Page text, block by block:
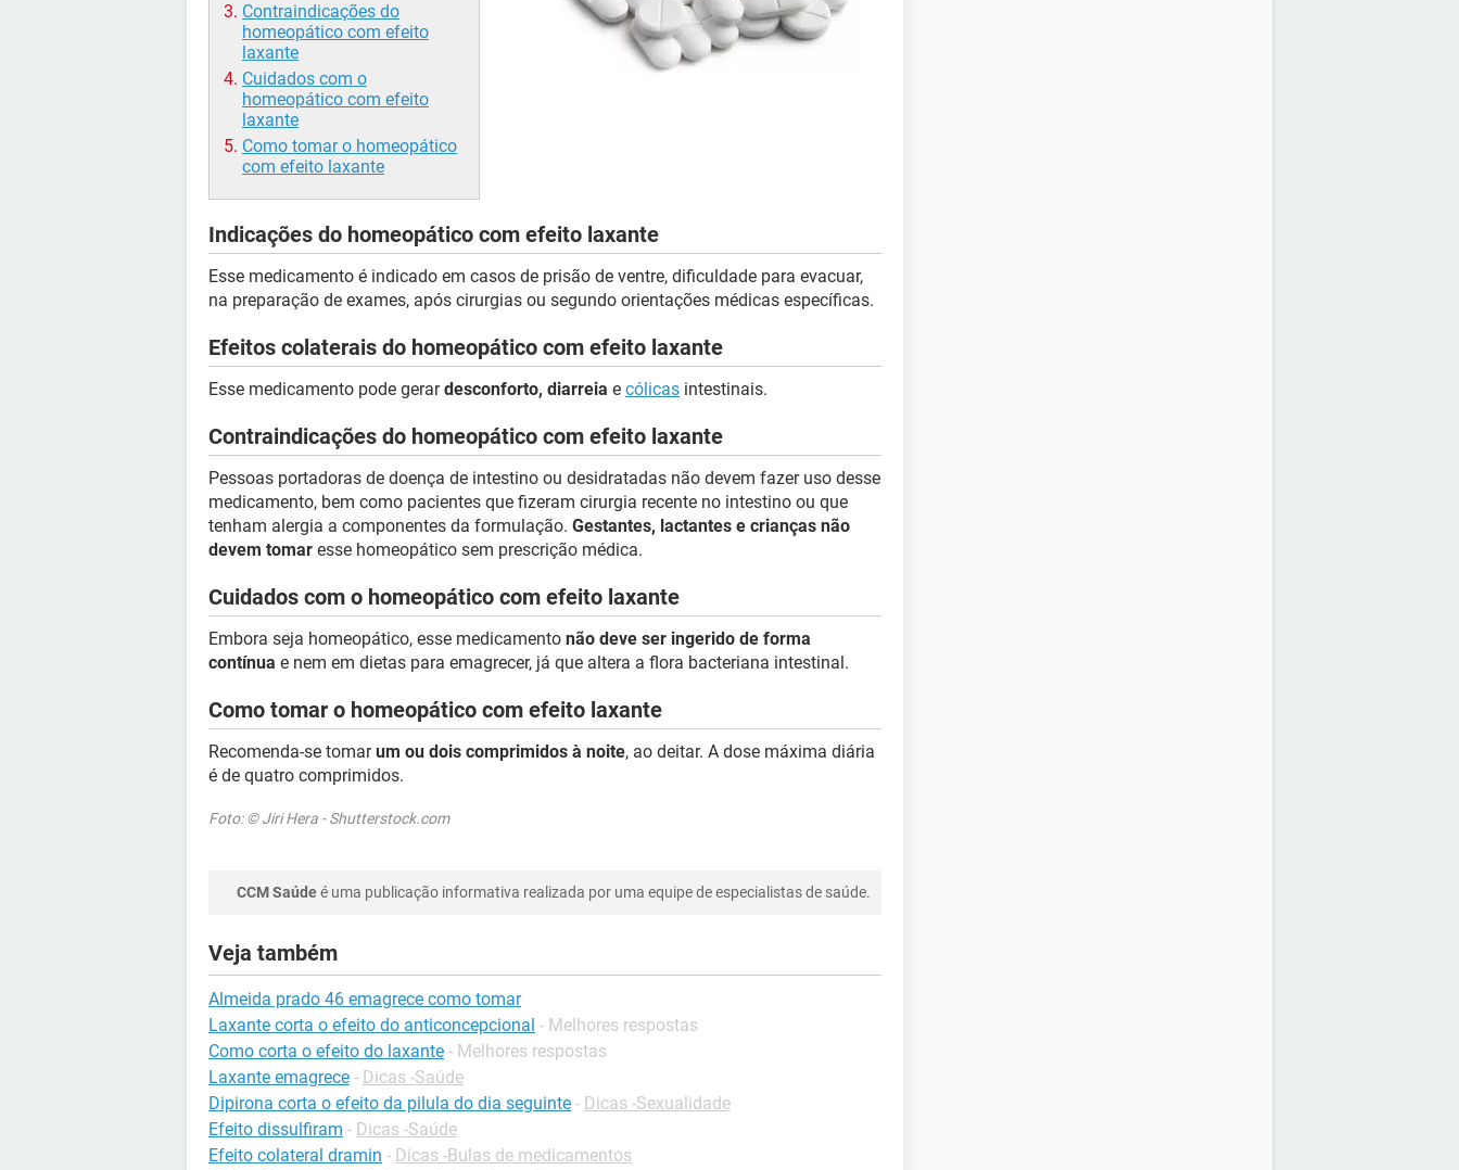
Contraindicações do
homeopático com efeito
laxante
Cuidados com o
homeopático com efeito
laxante
Como tomar o homeopático
com efeito laxante
Indicações do homeopático com efeito laxante
Esse medicamento é indicado em casos de prisão de ventre, dificuldade para evacuar,
na preparação de exames, após cirurgias ou segundo orientações médicas específicas.
Efeitos colaterais do homeopático com efeito laxante
Esse medicamento pode gerardesconforto, diarreia e cólicas intestinais.
Contraindicações do homeopático com efeito laxante
Pessoas portadoras de doença de intestino ou desidratadas não devem fazer uso desse
medicamento, bem como pacientes que fizeram cirurgia recente no intestino ou que
tenham alergia a componentes da formulação. Gestantes, lactantes e crianças não
devem tomar esse homeopático sem prescrição médica.
Cuidados com o homeopático com efeito laxante
Embora seja homeopático, esse medicamento não deve ser ingerido de forma
contínua e nem em dietas para emagrecer, já que altera a flora bacteriana intestinal.
Como tomar o homeopático com efeito laxante
Recomenda-se tomarum ou dois comprimidos à noite, ao deitar. A dose máxima diária
é de quatro comprimidos.
Foto: © Jiri Hera - Shutterstock.com
CCM Saúdeé uma publicação informativa realizada por uma equipe de especialistas de saúde.
Veja também
Almeida prado 46 emagrece como tomar
Laxante corta o efeito do anticoncepcional - Melhores respostas
Como corta o efeito do laxante - Melhores respostas
Laxante emagrece - Dicas -Saúde
Dipirona corta o efeito da pilula do dia seguinte - Dicas -Sexualidade
Efeito dissulfiram - Dicas -Saúde
Efeito colateral dramin - Dicas -Bulas de medicamentos